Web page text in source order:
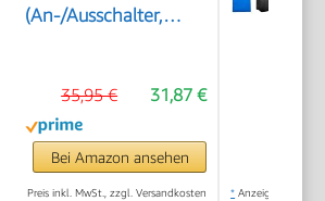
(An-/Ausschalter,
und Synthetik-
Polierhaube inklusive)
31,87 €
35,95 €
Bei Amazon ansehen
Preis inkl. MwSt., zzgl. Versandkosten * Anzeige